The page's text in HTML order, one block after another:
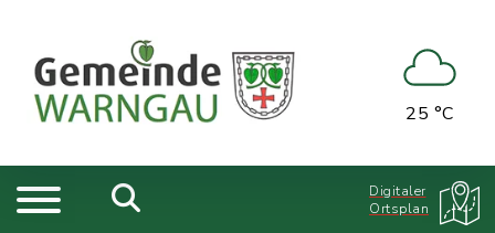
25 °C
Digitaler
Ortsplan